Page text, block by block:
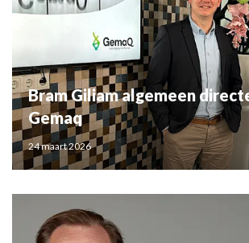
Bram Giliam algemeen
Gemaq
24 maart 2026